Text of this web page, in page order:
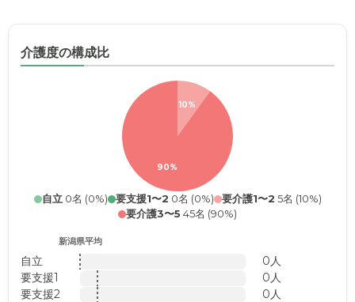
介護度の構成比
10%
90%
自立0名 (0%) 要支援1〜2 0名 (0%) 要介護1〜2 5名 (10%)
要介護3〜5 45名 (90%)
新潟県平均
自立
0人
要支援1
0人
要支援2
0人